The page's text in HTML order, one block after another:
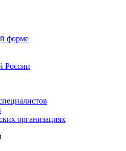
форме
России
организациях